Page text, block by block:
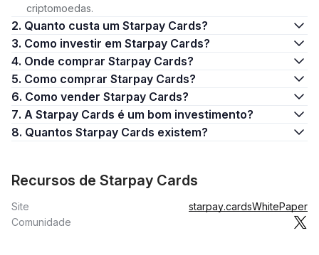
criptomoedas.
2. Quanto custa um Starpay Cards?
3. Como investir em Starpay Cards?
4. Onde comprar Starpay Cards?
5. Como comprar Starpay Cards?
6. Como vender Starpay Cards?
7. A Starpay Cards é um bom investimento?
8. Quantos Starpay Cards existem?
Recursos de Starpay Cards
Site starpay.cardsWhitePaper
Comunidade